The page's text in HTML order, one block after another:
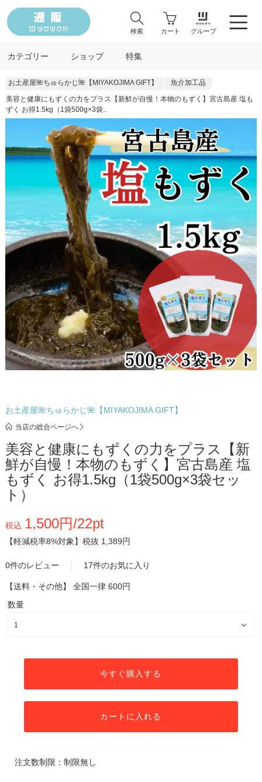
検索 カート グループ
カテゴリー ショップ 特集
お土産屋🌺ちゅらかじ🌺【MIYAKOJIMA GIFT】
魚介加工品
美容と健康にもずくの力をプラス【新鮮が自慢！本物のもずく】宮古島産 塩も
ずく お得1.5kg（1袋500g×3袋..
お土産屋🌺ちゅらかじ🌺【MIYAKOJIMA GIFT】
当店の総合ページへ
美容と健康にもずくの力をプラス【新
鮮が自慢！本物のもずく】宮古島産 塩
もずく お得1.5kg（1袋500g×3袋セッ
ト）
税込 1,500円/22pt
【軽減税率8%対象】 税抜 1,389円
0件のレビュー 17件のお気に入り
【送料・その他】 全国一律 600円
数量
今すぐ購入する
カートに入れる
注文数制限：制限無し